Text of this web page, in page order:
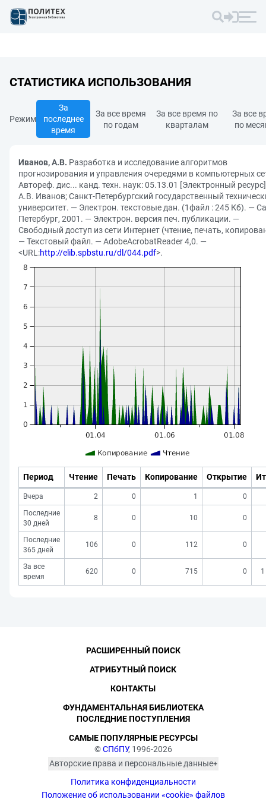
СТАТИСТИКА ИСПОЛЬЗОВАНИЯ
Режим
За
последнее
время
За все время
по годам
За все время по
кварталам
За все
по
Иванов, А.В. Разработка и исследование алгоритмов
прогнозирования и управления очередями в компьютерных
Автореф. дис... канд. техн. наук: 05.13.01 [Электронный
А.В. Иванов; Санкт-Петербургский государственный
университет. — Электрон. текстовые дан. (1файл : 245 Кб). —
Петербург, 2001. — Электрон. версия печ. публикации. —
Свободный доступ из сети Интернет (чтение, печать,
— Текстовый файл. — AdobeAcrobatReader 4,0. —
<URL:http://elib.spbstu.ru/dl/044.pdf>.
Период Чтение Печать Копирование Открытие
Вчера 2 0 1
0
Последние
30 дней
8 0 10 0
Последние
365 дней
106 0 112 0
За все
время
620 0 715 0
©СПбПУ, 1996-2026
Авторские права и персональные данные
изображённых лиц в соответствии
с требованиями законодательства
Политика конфиденциальности
Положение об использовании «cookie» файлов
РАСШИРЕННЫЙ ПОИСК
АТРИБУТНЫЙ ПОИСК
КОНТАКТЫ
ФУНДАМЕНТАЛЬНАЯ БИБЛИОТЕКА
ПОСЛЕДНИЕ ПОСТУПЛЕНИЯ
САМЫЕ ПОПУЛЯРНЫЕ РЕСУРСЫ